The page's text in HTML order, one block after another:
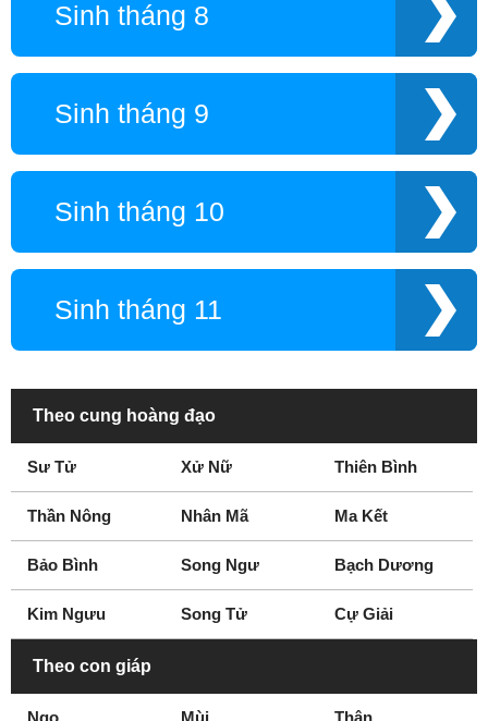
Sinh tháng 8
Sinh tháng 9
Sinh tháng 10
Sinh tháng 11
Theo cung hoàng đạo
Sư Tử Xử Nữ Thiên Bình
Thần Nông Nhân Mã Ma Kết
Bảo Bình Song Ngư Bạch Dương
Kim Ngưu Song Tử Cự Giải
Theo con giáp
Ngọ Mùi Thân